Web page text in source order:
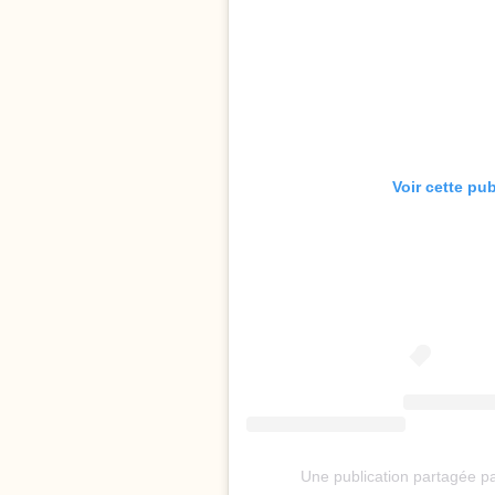
Voir cette
Une publication partagée